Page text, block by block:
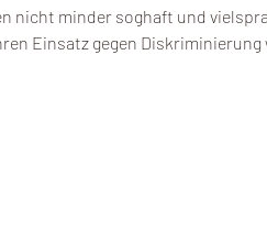
nicht minder soghaft und
Einsatz gegen